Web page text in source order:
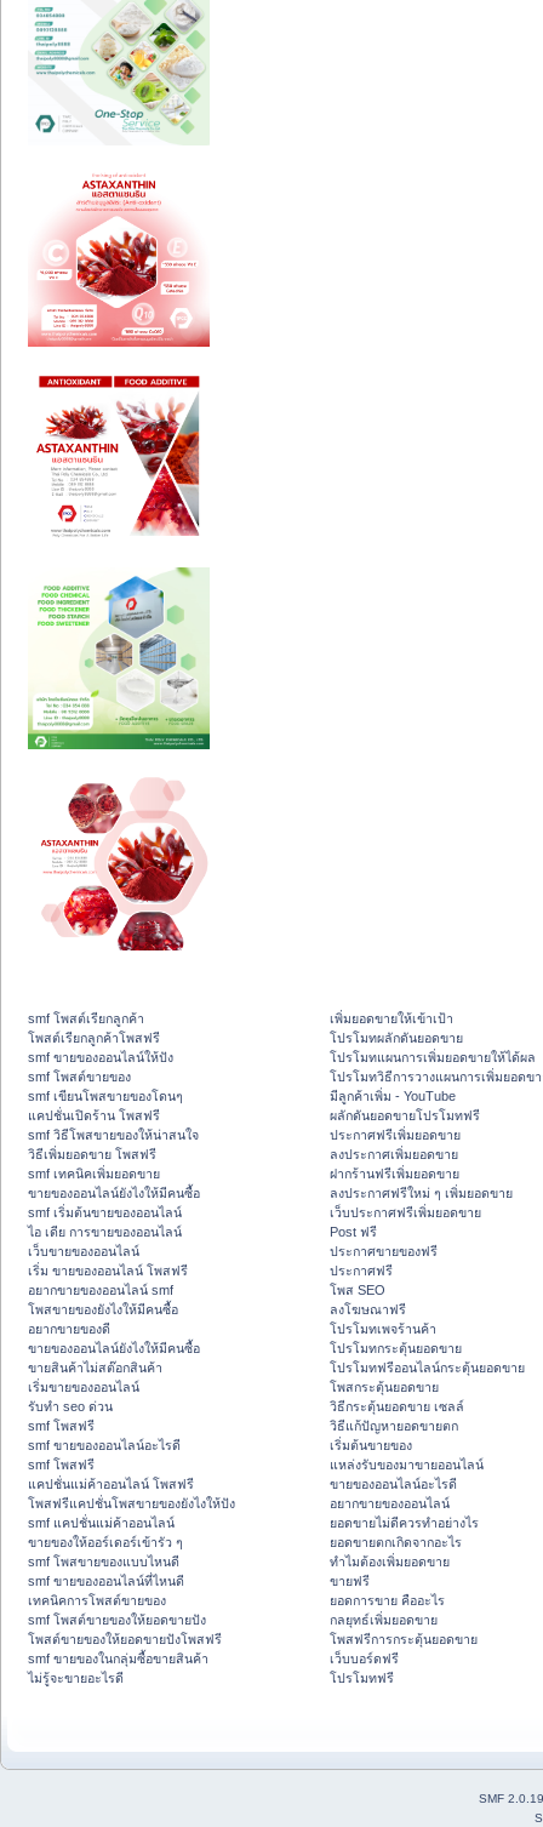
smf โพสต์เรียกลูกค้า
โพสต์เรียกลูกค้าโพสฟรี
smf ขายของออนไลน์ให้ปัง
smf โพสต์ขายของ
smf เขียนโพสขายของโดนๆ
แคปชั่นเปิดร้าน โพสฟรี
smf วิธีโพสขายของให้น่าสนใจ
วิธีเพิ่มยอดขาย โพสฟรี
smf เทคนิคเพิ่มยอดขาย
ขายของออนไลน์ยังไงให้มีคนซื้อ
smf เริ่มต้นขายของออนไลน์
ไอ เดีย การขายของออนไลน์
เว็บขายของออนไลน์
เริ่ม ขายของออนไลน์ โพสฟรี
อยากขายของออนไลน์ smf
โพสขายของยังไงให้มีคนซื้อ
อยากขายของดี
ขายของออนไลน์ยังไงให้มีคนซื้อ
ขายสินค้าไม่สต๊อกสินค้า
เริ่มขายของออนไลน์
รับทำ seo ด่วน
smf โพสฟรี
smf ขายของออนไลน์อะไรดี
smf โพสฟรี
แคปชั่นแม่ค้าออนไลน์ โพสฟรี
โพสฟรีแคปชั่นโพสขายของยังไงให้ปัง
smf แคปชั่นแม่ค้าออนไลน์
ขายของให้ออร์เดอร์เข้ารัว ๆ
smf โพสขายของแบบไหนดี
smf ขายของออนไลน์ที่ไหนดี
เทคนิคการโพสต์ขายของ
smf โพสต์ขายของให้ยอดขายปัง
โพสต์ขายของให้ยอดขายปังโพสฟรี
smf ขายของในกลุ่มซื้อขายสินค้า
ไม่รู้จะขายอะไรดี
เพิ่มยอดขายให้เข้าเป้า
โปรโมทผลักดันยอดขาย
โปรโมทแผนการเพิ่มยอดขายให้ได้ผล
โปรโมทวิธีการวางแผนการเพิ่มยอดข
มีลูกค้าเพิ่ม - YouTube
ผลักดันยอดขายโปรโมทฟรี
ประกาศฟรีเพิ่มยอดขาย
ลงประกาศเพิ่มยอดขาย
ฝากร้านฟรีเพิ่มยอดขาย
ลงประกาศฟรีใหม่ ๆ เพิ่มยอดขาย
เว็บประกาศฟรีเพิ่มยอดขาย
Post ฟรี
ประกาศขายของฟรี
ประกาศฟรี
โพส SEO
ลงโฆษณาฟรี
โปรโมทเพจร้านค้า
โปรโมทกระตุ้นยอดขาย
โปรโมทฟรีออนไลน์กระตุ้นยอดขาย
โพสกระตุ้นยอดขาย
วิธีกระตุ้นยอดขาย เซลล์
วิธีแก้ปัญหายอดขายตก
เริ่มต้นขายของ
แหล่งรับของมาขายออนไลน์
ขายของออนไลน์อะไรดี
อยากขายของออนไลน์
ยอดขายไม่ดีควรทำอย่างไร
ยอดขายตกเกิดจากอะไร
ทำไมต้องเพิ่มยอดขาย
ขายฟรี
ยอดการขาย คืออะไร
กลยุทธ์เพิ่มยอดขาย
โพสฟรีการกระตุ้นยอดขาย
เว็บบอร์ดฟรี
โปรโมทฟรี
SMF 2.0.19